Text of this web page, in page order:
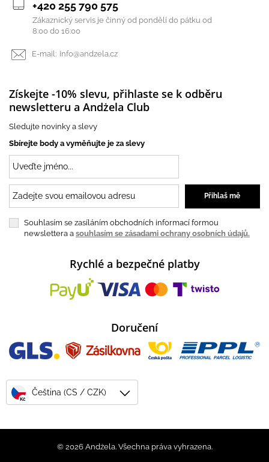
+420 255 790 575
Zákaznický servis je činný od pondělí do pátku od
8:00 do 16:00
E-mail: info@andzela.cz
Získejte -10% slevu, přihlaste se k odběru
newsletteru a Andżela Club
Sledujte novinky a slevy
Sbírejte body a vyměňujte je za slevy
Souhlasím se zasíláním obchodních informací formou
newslettera a souhlasím se zásadami ochrany osobních údajů.
Rychlé a bezpečné platby
Doručení
Kč
Čeština (CS / CZK)
© 2026 Andżela. Všechna práva vyhrazena.